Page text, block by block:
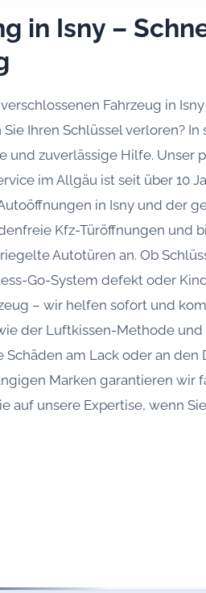
in Isny –
Fahrzeug in
Ihren Schlüssel verloren?
und zuverlässige Hilfe. Unser
im Allgäu ist seit über 10
in Isny und der
Kfz-Türöffnungen und
Autotüren an. Ob
Go-System defekt oder
– wir helfen sofort und
der Luftkissen-Methode
Schäden am Lack oder an
Marken garantieren wir
auf unsere Expertise, wenn